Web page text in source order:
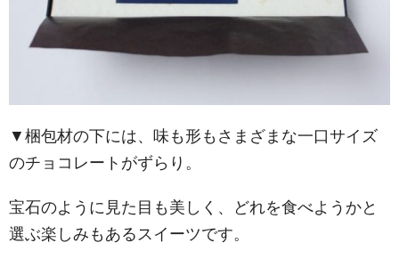
▼梱包材の下には、味も形もさまざまな一口サイズ
のチョコレートがずらり。
宝石のように見た目も美しく、どれを食べようかと
選ぶ楽しみもあるスイーツです。